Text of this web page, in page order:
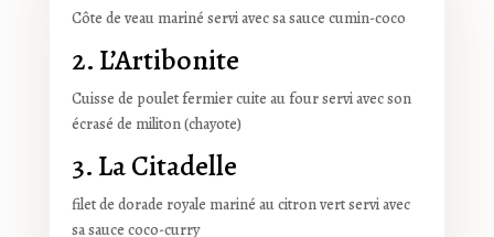
Côte de veau mariné servi avec sa sauce cumin-coco
2. L’Artibonite
Cuisse de poulet fermier cuite au four servi avec son
écrasé de militon (chayote)
3. La Citadelle
filet de dorade royale mariné au citron vertservi avec
sa sauce coco-curry